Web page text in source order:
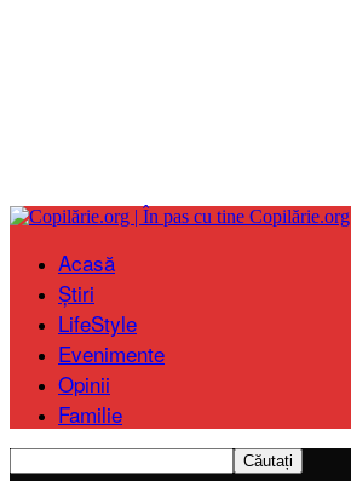
Copilărie.org
Acasă
Știri
LifeStyle
Evenimente
Opinii
Familie